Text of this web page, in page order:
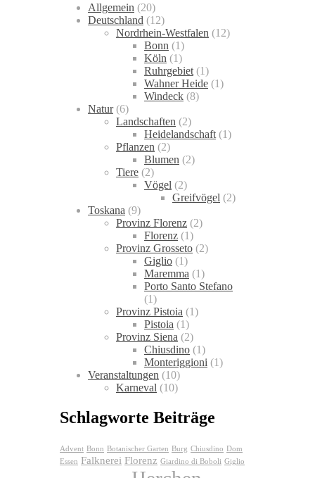
Allgemein (20)
Deutschland (12)
Nordrhein-Westfalen (12)
Bonn (1)
Köln (1)
Ruhrgebiet (1)
Wahner Heide (1)
Windeck (8)
Natur(6)
Landschaften (2)
Heidelandschaft (1)
Pflanzen (2)
Blumen (2)
Tiere (2)
Vögel (2)
Greifvögel (2)
Toskana (9)
Provinz Florenz (2)
Florenz (1)
Provinz Grosseto (2)
Giglio (1)
Maremma (1)
Porto Santo Stefano
(1)
Provinz Pistoia (1)
Pistoia (1)
Provinz Siena (2)
Chiusdino (1)
Monteriggioni (1)
Veranstaltungen (10)
Karneval (10)
Schlagworte Beiträge
Advent Bonn Botanischer Garten Burg Chiusdino Dom
Essen Falknerei Florenz Giardino di Boboli Giglio